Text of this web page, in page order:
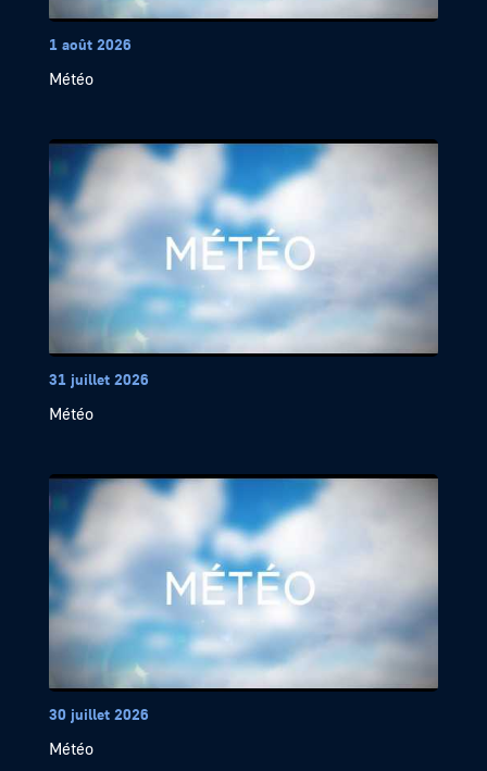
1 août 2026
Météo
31 juillet 2026
Météo
30 juillet 2026
Météo